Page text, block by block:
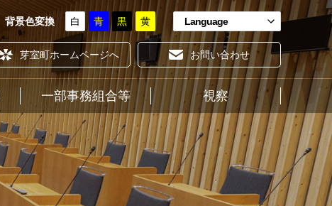
背景色変換 白 青 黒 黄 Language
芽室町ホームページへ お問い合わせ
ホーム
一部事務組合等 視察